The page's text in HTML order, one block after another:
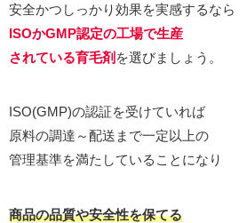
安全かつしっかり効果を実感するなら
ISOかGMP認定の工場で生産
されている育毛剤 を選びましょう。
ISO(GMP)の認証を受けていれば
原料の調達～配送まで一定以上の
管理基準を満たしていることになり
商品の品質や安全性を保てる